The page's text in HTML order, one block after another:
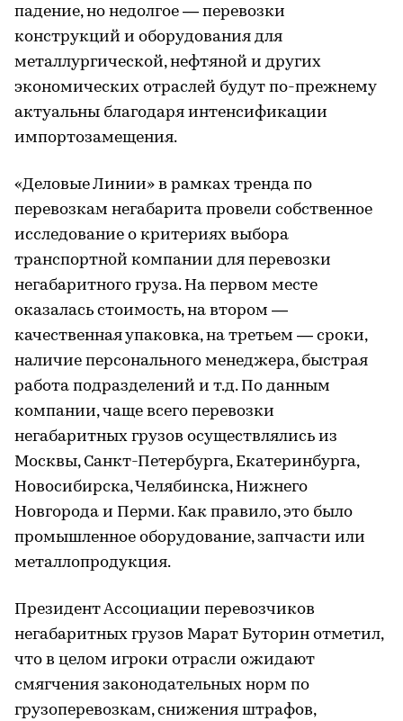
падение, но недолгое — перевозки
конструкций и оборудования для
металлургической, нефтяной и других
экономических отраслей будут по-прежнему
актуальны благодаря интенсификации
импортозамещения.
«Деловые Линии» в рамках тренда по
перевозкам негабарита провели собственное
исследование о критериях выбора
транспортной компании для перевозки
негабаритного груза. На первом месте
оказалась стоимость, на втором —
качественная упаковка, на третьем — сроки,
наличие персонального менеджера, быстрая
работа подразделений и т.д. По данным
компании, чаще всего перевозки
негабаритных грузов осуществлялись из
Москвы, Санкт-Петербурга, Екатеринбурга,
Новосибирска, Челябинска, Нижнего
Новгорода и Перми. Как правило, это было
промышленное оборудование, запчасти или
металлопродукция.
Президент Ассоциации перевозчиков
негабаритных грузов Марат Буторин отметил,
что в целом игроки отрасли ожидают
смягчения законодательных норм по
грузоперевозкам, снижения штрафов,